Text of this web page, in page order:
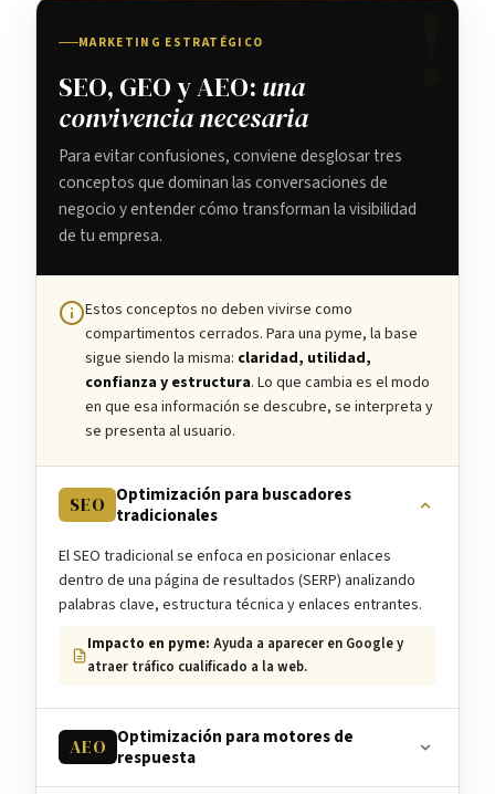
MARKETING ESTRATÉGICO
SEO, GEO y AEO: una
convivencia necesaria
Para evitar confusiones, conviene desglosar tres
conceptos que dominan las conversaciones de
negocio y entender cómo transforman la visibilidad
de tu empresa.
Estos conceptos no deben vivirse como
compartimentos cerrados. Para una pyme, la base
sigue siendo la misma: claridad, utilidad,
confianza y estructura. Lo que cambia es el modo
en que esa información se descubre, se interpreta y
se presenta al usuario.
SEO Optimización para buscadores
tradicionales
El SEO tradicional se enfoca en posicionar enlaces
dentro de una página de resultados (SERP) analizando
palabras clave, estructura técnica y enlaces entrantes.
Impacto en pyme: Ayuda a aparecer en Google y
atraer tráfico cualificado a la web.
AEO Optimización para motores de
respuesta